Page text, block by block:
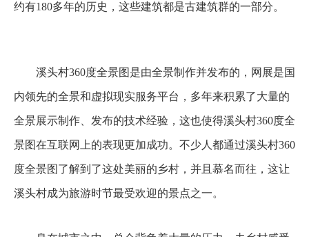
约有180多年的历史，这些建筑都是古建筑群的一部分。
溪头村360度全景图是由全景制作并发布的，网展是国
内领先的全景和虚拟现实服务平台，多年来积累了大量的
全景展示制作、发布的技术经验，这也使得溪头村360度全
景图在互联网上的表现更加成功。不少人都通过溪头村360
度全景图了解到了这处美丽的乡村，并且慕名而往，这让
溪头村成为旅游时节最受欢迎的景点之一。